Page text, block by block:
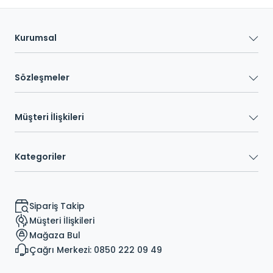
Kurumsal
Sözleşmeler
Müşteri İlişkileri
Kategoriler
Sipariş Takip
Müşteri İlişkileri
Mağaza Bul
Çağrı Merkezi: 0850 222 09 49